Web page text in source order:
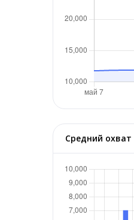
Средний охват